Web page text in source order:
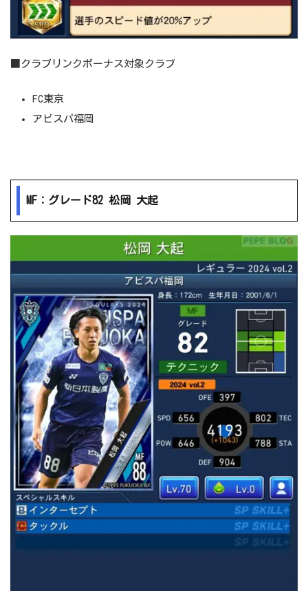
■クラブリンクボーナス対象クラブ
FC東京
アビスパ福岡
MF：グレード82 松岡 大起